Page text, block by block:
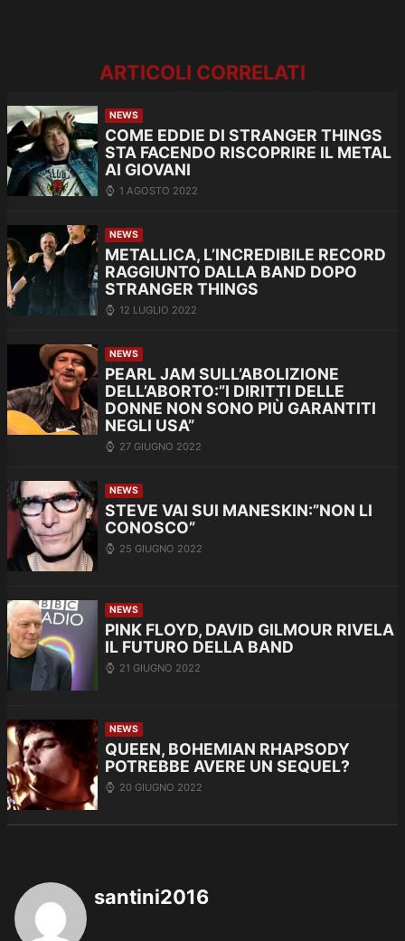
ARTICOLI CORRELATI
NEWS
COME EDDIE DI STRANGER THINGS
STA FACENDO RISCOPRIRE IL METAL
AI GIOVANI
1 AGOSTO 2022
NEWS
METALLICA, L’INCREDIBILE RECORD
RAGGIUNTO DALLA BAND DOPO
STRANGER THINGS
12 LUGLIO 2022
NEWS
PEARL JAM SULL’ABOLIZIONE
DELL’ABORTO:”I DIRITTI DELLE
DONNE NON SONO PIÙ GARANTITI
NEGLI USA”
27 GIUGNO 2022
NEWS
STEVE VAI SUI MANESKIN:”NON LI
CONOSCO”
25 GIUGNO 2022
NEWS
PINK FLOYD, DAVID GILMOUR RIVELA
IL FUTURO DELLA BAND
21 GIUGNO 2022
NEWS
QUEEN, BOHEMIAN RHAPSODY
POTREBBE AVERE UN SEQUEL?
20 GIUGNO 2022
santini2016